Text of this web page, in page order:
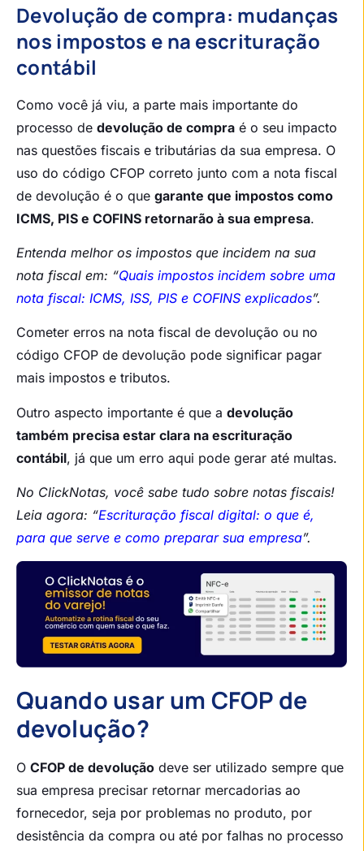
Devolução de compra: mudanças
nos impostos e na escrituração
contábil
Como você já viu, a parte mais importante do
processo de devolução de compra é o seu impacto
nas questões fiscais e tributárias da sua empresa. O
uso do código CFOP correto junto com a nota fiscal
de devolução é o que garante que impostos como
ICMS, PIS e COFINS retornarão à sua empresa.
Entenda melhor os impostos que incidem na sua
nota fiscal em: “Quais impostos incidem sobre uma
nota fiscal: ICMS, ISS, PIS e COFINS explicados”.
Cometer erros na nota fiscal de devolução ou no
código CFOP de devolução pode significar pagar
mais impostos e tributos.
Outro aspecto importante é que a devolução
também precisa estar clara na escrituração
contábil, já que um erro aqui pode gerar até multas.
No ClickNotas, você sabe tudo sobre notas fiscais!
Leia agora: “Escrituração fiscal digital: o que é,
para que serve e como preparar sua empresa”.
Quando usar um CFOP de
devolução?
O CFOP de devolução deve ser utilizado sempre que
sua empresa precisar retornar mercadorias ao
fornecedor, seja por problemas no produto, por
desistência da compra ou até por falhas no processo